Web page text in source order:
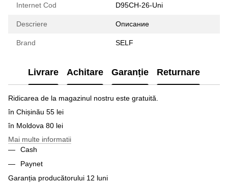
Internet Cod D95CH-26-Uni
Descriere Описание
Brand SELF
Livrare Achitare Garanție Returnare
Ridicarea de la magazinul nostru este gratuită.
în Chișinău 55 lei
în Moldova 80 lei
Mai multe informatii
Cash
Paynet
Garanția producătorului 12 luni